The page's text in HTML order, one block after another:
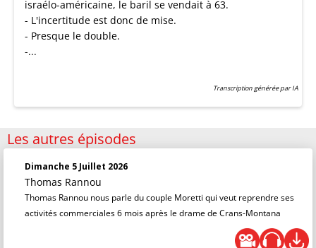
israélo-américaine, le baril se vendait à 63.
- L'incertitude est donc de mise.
- Presque le double.
-...
Transcription générée par IA
Les autres épisodes
Dimanche 5 Juillet 2026
Thomas Rannou
Thomas Rannou nous parle du couple Moretti qui veut reprendre ses
activités commerciales 6 mois après le drame de Crans-Montana